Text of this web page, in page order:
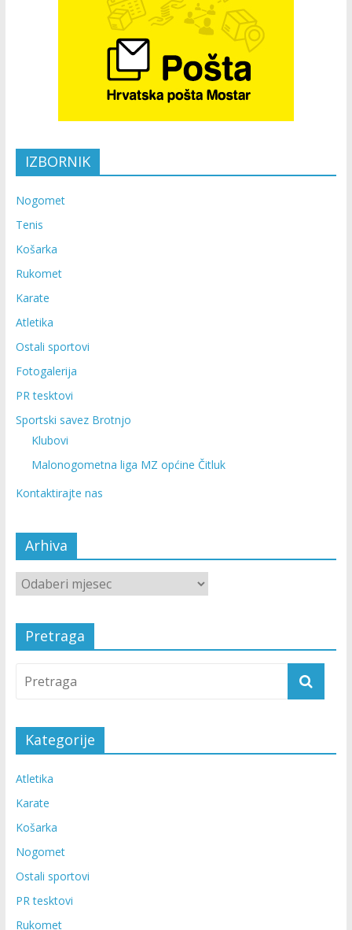
IZBORNIK
Nogomet
Tenis
Košarka
Rukomet
Karate
Atletika
Ostali sportovi
Fotogalerija
PR tesktovi
Sportski savez Brotnjo
Klubovi
Malonogometna liga MZ općine Čitluk
Kontaktirajte nas
Arhiva
Pretraga
Kategorije
Atletika
Karate
Košarka
Nogomet
Ostali sportovi
PR tesktovi
Rukomet